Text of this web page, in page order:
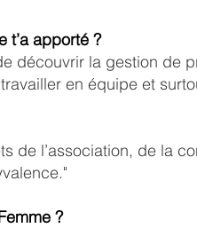
t’a apporté ?
découvrir la gestion de
en équipe et
de l’association, de la
?